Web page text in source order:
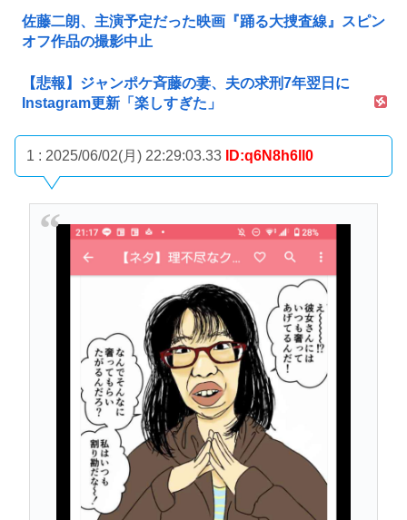
佐藤二朗、主演予定だった映画『踊る大捜査線』スピン
オフ作品の撮影中止
【悲報】ジャンポケ斉藤の妻、夫の求刑7年翌日に
Instagram更新「楽しすぎた」
1 : 2025/06/02(月) 22:29:03.33 ID:q6N8h6ll0